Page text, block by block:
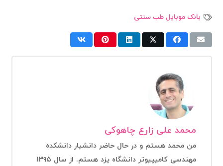
بانک موبایل طب سنتی
محمد علی زارع چاهوکی
من محمد هستم و در حال حاضر دانشیار دانشکده
مهندسی کامیپیوتر دانشگاه یزد هستم. از سال ۱۳۹۵